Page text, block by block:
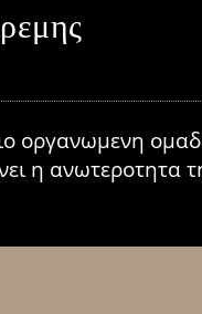
οργανωμενη
η ανωτεροτητα